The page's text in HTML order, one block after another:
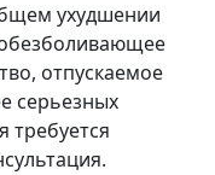
ухудшении
отпускаемое
серьезных
требуется